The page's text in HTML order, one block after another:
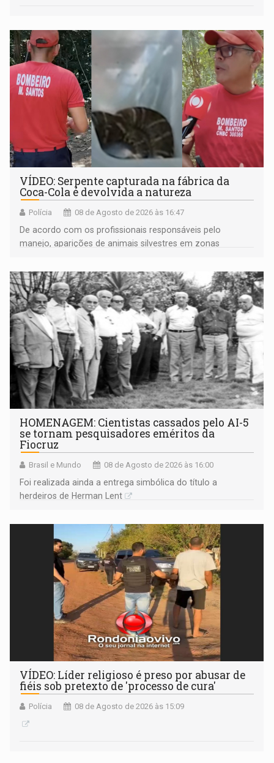
VÍDEO: Serpente capturada na fábrica da
Coca-Cola é devolvida a natureza
Polícia 08 de Agosto de 2026 às 16:47
De acordo com os profissionais responsáveis pelo
manejo, aparições de animais silvestres em zonas
HOMENAGEM: Cientistas cassados pelo AI-5
se tornam pesquisadores eméritos da
Fiocruz
Brasil e Mundo 08 de Agosto de 2026 às 16:00
Foi realizada ainda a entrega simbólica do título a
herdeiros de Herman Lent
VÍDEO: Líder religioso é preso por abusar de
fiéis sob pretexto de 'processo de cura'
Polícia 08 de Agosto de 2026 às 15:09